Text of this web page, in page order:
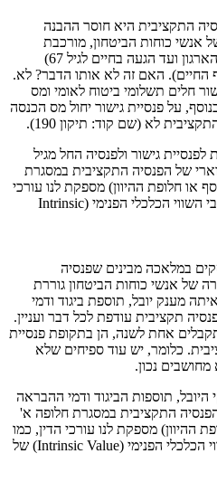
התקציבית היא חוסר ההבנה
אנשי כוחות הביטחון, מורכבת
מפנסיית גישור (ממועד הפרישה מהארגון ועד הגעה בחיים לגיל 67)
(מגיל 67 עד סוף החיים). האם זה לא אותו הדבר? לא.
חלים תשלומי ביטוח לאומי ומס
על פנסיית גישור יחול מס הכנסה
לא (שם קוד: תיקון 190).
גישור ולפנסיה החל מגיל
של הפנסיה התקציבית במסגרת
חלופת ההיוון) מספקת לנו עורכי
הדין, כמו גם למרשנו, מצג שווא לגבי השווי הכלכלי הפנימי (Intrinsic
במלאכה מבינים שפנסיה
של אנשי כוחות הביטחון גוררת
מענק יובל, תוספת ביגוד ודמי
תקציבית עודפת לכל דבר ועניין.
אחת לשנה, הן בתקופת פנסיית
כלומר, יש עוד ספיחים שלא
נכון.
תוספות הביגוד ודמי ההבראה
התקציבית במסגרת חלופה א'
מספקת לנו עורכי הדין, כמו
גם למרשנו, הערכת חסר לגבי השווי הכלכלי הפנימי (Intrinsic Value) של